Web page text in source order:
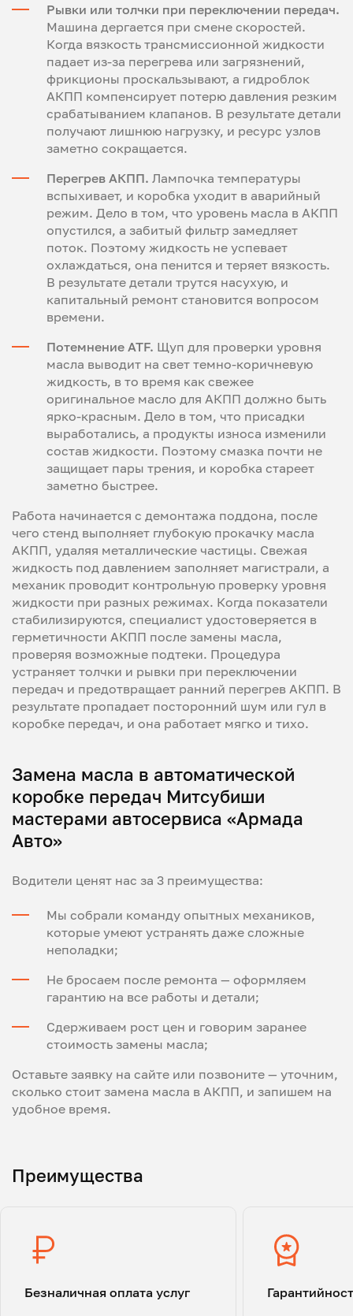
Рывки или толчки при переключении передач.
Машина дергается при смене скоростей.
Когда вязкость трансмиссионной жидкости
падает из-за перегрева или загрязнений,
фрикционы проскальзывают, а гидроблок
АКПП компенсирует потерю давления резким
срабатыванием клапанов. В результате детали
получают лишнюю нагрузку, и ресурс узлов
заметно сокращается.
Перегрев АКПП. Лампочка температуры
вспыхивает, и коробка уходит в аварийный
режим. Дело в том, что уровень масла в АКПП
опустился, а забитый фильтр замедляет
поток. Поэтому жидкость не успевает
охлаждаться, она пенится и теряет вязкость.
В результате детали трутся насухую, и
капитальный ремонт становится вопросом
времени.
Потемнение ATF. Щуп для проверки уровня
масла выводит на свет темно-коричневую
жидкость, в то время как свежее
оригинальное масло для АКПП должно быть
ярко-красным. Дело в том, что присадки
выработались, а продукты износа изменили
состав жидкости. Поэтому смазка почти не
защищает пары трения, и коробка стареет
заметно быстрее.
Работа начинается с демонтажа поддона, после
чего стенд выполняет глубокую прокачку масла
АКПП, удаляя металлические частицы. Свежая
жидкость под давлением заполняет магистрали, а
механик проводит контрольную проверку уровня
жидкости при разных режимах. Когда показатели
стабилизируются, специалист удостоверяется в
герметичности АКПП после замены масла,
проверяя возможные подтеки. Процедура
устраняет толчки и рывки при переключении
передач и предотвращает ранний перегрев АКПП. В
результате пропадает посторонний шум или гул в
коробке передач, и она работает мягко и тихо.
Замена масла в автоматической
коробке передач Митсубиши
мастерами автосервиса «Армада
Авто»
Водители ценят нас за 3 преимущества:
Мы собрали команду опытных механиков,
которые умеют устранять даже сложные
неполадки;
Не бросаем после ремонта — оформляем
гарантию на все работы и детали;
Сдерживаем рост цен и говорим заранее
стоимость замены масла;
Оставьте заявку на сайте или позвоните — уточним,
сколько стоит замена масла в АКПП, и запишем на
удобное время.
Преимущества
Безналичная оплата услуг